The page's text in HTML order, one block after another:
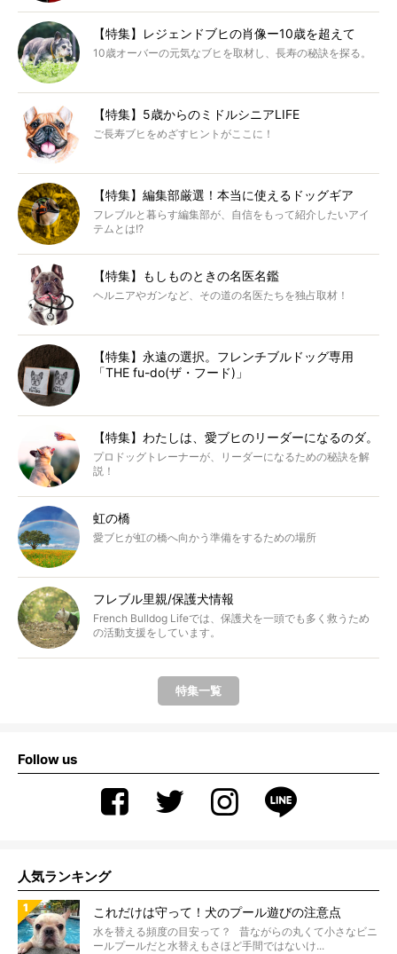
【特集】レジェンドブヒの肖像ー10歳を超えて
10歳オーバーの元気なブヒを取材し、長寿の秘訣を探る。
【特集】5歳からのミドルシニアLIFE
ご長寿ブヒをめざすヒントがここに！
【特集】編集部厳選！本当に使えるドッグギア
フレブルと暮らす編集部が、自信をもって紹介したいアイ
テムとは!?
【特集】もしものときの名医名鑑
ヘルニアやガンなど、その道の名医たちを独占取材！
【特集】永遠の選択。フレンチブルドッグ専用
「THE fu-do(ザ・フード)」
【特集】わたしは、愛ブヒのリーダーになるのダ。
プロドッグトレーナーが、リーダーになるための秘訣を解
説！
虹の橋
愛ブヒが虹の橋へ向かう準備をするための場所
フレブル里親/保護犬情報
French Bulldog Lifeでは、保護犬を一頭でも多く救うため
の活動支援をしています。
特集一覧
Follow us
人気ランキング
これだけは守って！犬のプール遊びの注意点
水を替える頻度の目安って？ 昔ながらの丸くて小さなビニ
ールプールだと水替えもさほど手間ではないけ...